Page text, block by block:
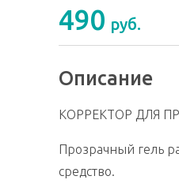
490 руб.
Описание
КОРРЕКТОР ДЛЯ
Прозрачный гель
средство.